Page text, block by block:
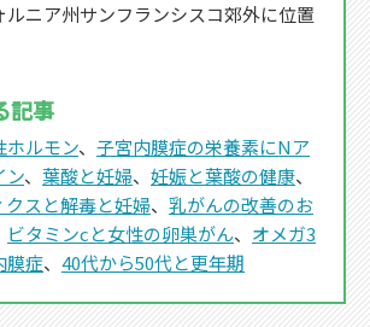
ルニア州サンフランシスコ郊外に位置
記事
ホルモン、 子宮内膜症の栄養素にNア
ン、 葉酸と妊婦、 妊娠と葉酸の健康、
クスと解毒と妊婦、 乳がんの改善のお
ビタミンcと女性の卵巣がん、 オメガ3
膜症、 40代から50代と更年期